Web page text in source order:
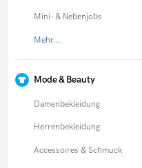
Mini- & Nebenjobs
Mehr...
Mode & Beauty
Damenbekleidung
Herrenbekleidung
Accessoires & Schmuck